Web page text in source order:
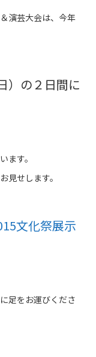
演芸大会は、今年
）の２日間に
ます。
見せします。
文化祭展示
足をお運びくださ